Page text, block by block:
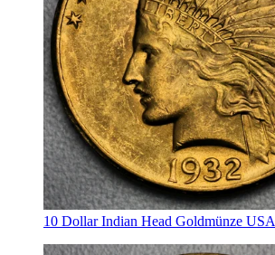
10 Dollar Indian Head Goldmünze USA